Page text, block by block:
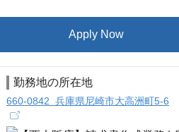
Apply Now
勤務地の所在地
660-0842 兵庫県尼崎市大高洲町5-6